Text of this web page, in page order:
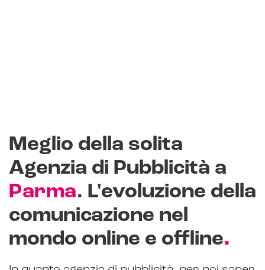
CRM & email marketing
Meglio della solita
Agenzia di Pubblicità a
Parma. L'evoluzione della
comunicazione nel
mondo online e offline.